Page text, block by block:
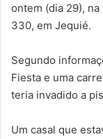
ontem (dia 29),
330, em Jequié.
Segundo
Fiesta e uma
teria invadido a
Um casal que